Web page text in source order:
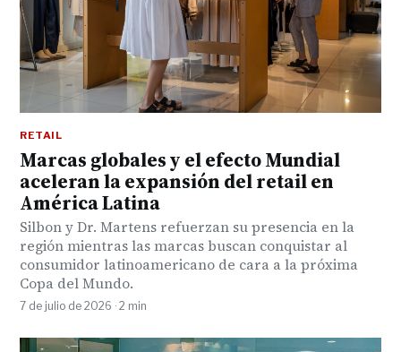
RETAIL
Marcas globales y el efecto Mundial
aceleran la expansión del retail en
América Latina
Silbon y Dr. Martens refuerzan su presencia en la
región mientras las marcas buscan conquistar al
consumidor latinoamericano de cara a la próxima
Copa del Mundo.
7 de julio de 2026 · 2 min